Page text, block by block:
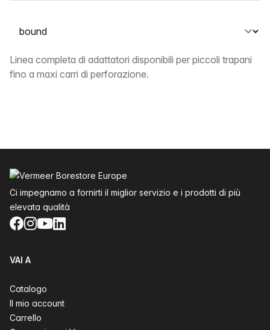
Seleziona una scheda
bound
Linea completa di adattatori disponibili per piccoli trapani
fino a maxi carri di perforazione.
Ci impegnamo a fornirti il miglior servizio e i prodotti di più
elevata qualità
Facebook
Instagram
YouTube
LinkedIn
VAI A
Catalogo
Il mio account
Carrello